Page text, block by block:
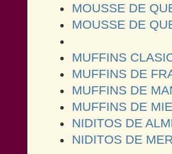
MOUSSE DE
MOUSSE DE
MUFFINS
MUFFINS DE
MUFFINS DE
MUFFINS DE
NIDITOS DE
NIDITOS DE